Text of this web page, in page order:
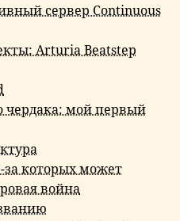
сервер Continuous
Arturia Beatstep
чердака: мой первый
которых может
война